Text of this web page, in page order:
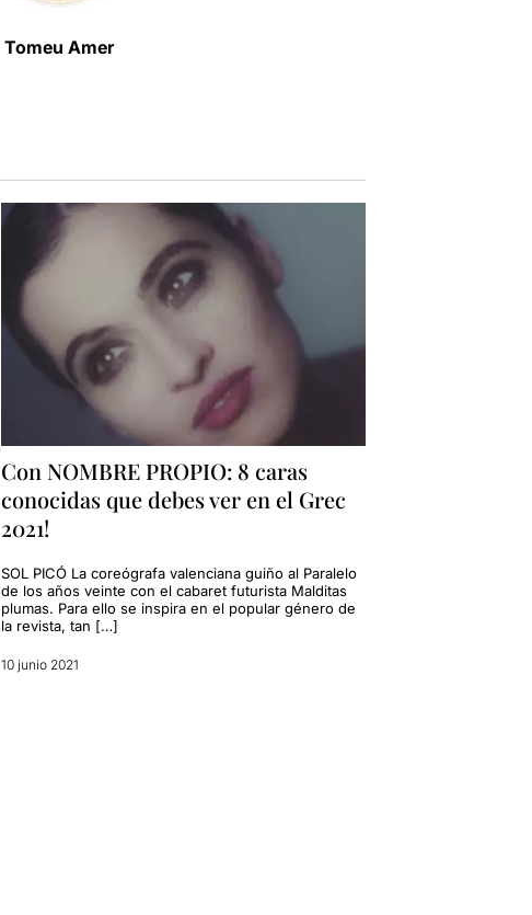
Tomeu Amer
Con NOMBRE PROPIO: 8 caras
conocidas que debes ver en el Grec
2021!
SOL PICÓ La coreógrafa valenciana guiño al Paralelo
de los años veinte con el cabaret futurista Malditas
plumas. Para ello se inspira en el popular género de
la revista, tan […]
10 junio 2021